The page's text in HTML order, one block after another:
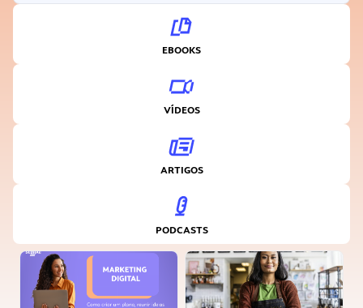
EBOOKS
VÍDEOS
ARTIGOS
PODCASTS